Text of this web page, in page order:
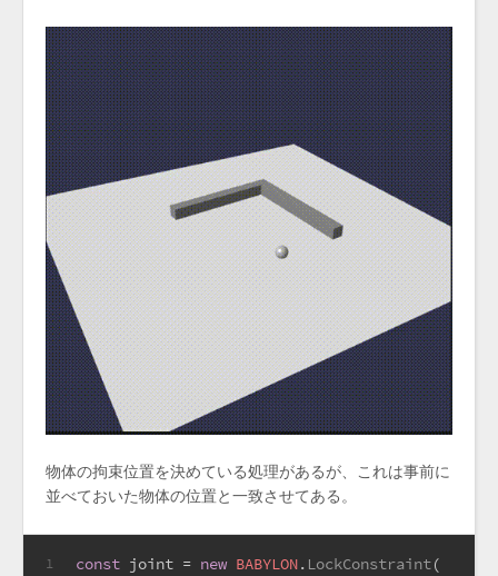
物体の拘束位置を決めている処理があるが、これは事前に
並べておいた物体の位置と一致させてある。
1
const joint = new BABYLON. LockConstraint(